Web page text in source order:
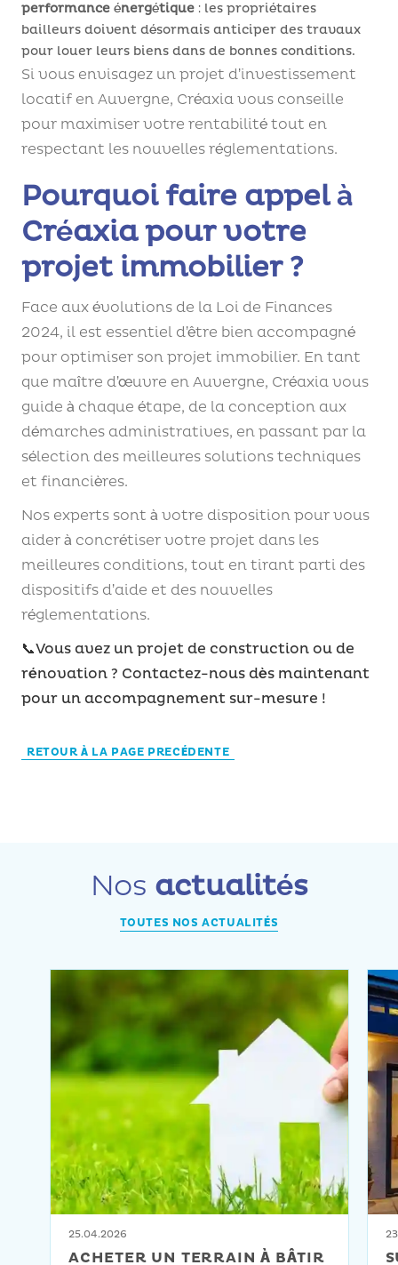
performance énergétique : les propriétaires
bailleurs doivent désormais anticiper des travaux
pour louer leurs biens dans de bonnes conditions.
Si vous envisagez un projet d’investissement
locatif en Auvergne, Créaxia vous conseille
pour maximiser votre rentabilité tout en
respectant les nouvelles réglementations.
Pourquoi faire appel à
Créaxia pour votre
projet immobilier ?
Face aux évolutions de la Loi de Finances
2024, il est essentiel d’être bien accompagné
pour optimiser son projet immobilier. En tant
que maître d’œuvre en Auvergne, Créaxia vous
guide à chaque étape, de la conception aux
démarches administratives, en passant par la
sélection des meilleures solutions techniques
et financières.
Nos experts sont à votre disposition pour vous
aider à concrétiser votre projet dans les
meilleures conditions, tout en tirant parti des
dispositifs d’aide et des nouvelles
réglementations.
📞Vous avez un projet de construction ou de
rénovation ? Contactez-nous dès maintenant
pour un accompagnement sur-mesure !
RETOUR À LA PAGE PRECÉDENTE
Nos actualités
TOUTES NOS ACTUALITÉS
25.04.2026
ACHETER UN TERRAIN À BÂTIR